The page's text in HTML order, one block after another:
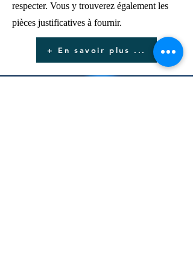
respecter. Vous y trouverez également les
pièces justificatives à fournir.
+ En savoir plus ...